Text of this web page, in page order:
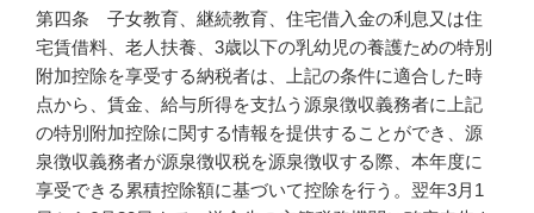
第四条 子女教育、継続教育、住宅借入金の利息又は住
宅賃借料、老人扶養、3歳以下の乳幼児の養護ための特別
附加控除を享受する納税者は、上記の条件に適合した時
点から、賃金、給与所得を支払う源泉徴収義務者に上記
の特別附加控除に関する情報を提供することができ、源
泉徴収義務者が源泉徴収税を源泉徴収する際、本年度に
享受できる累積控除額に基づいて控除を行う。翌年3月1